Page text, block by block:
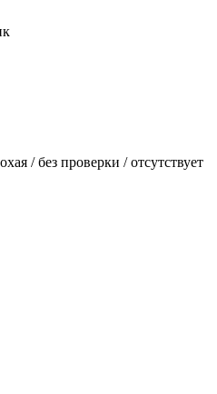
/ без проверки / отсутствует